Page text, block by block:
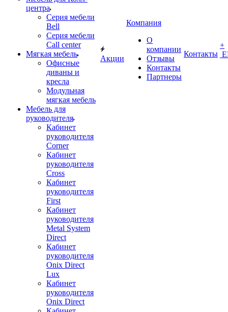
центра
Серия мебели
Bell
Серия мебели
Call center
Мягкая мебель
Офисные
диваны и
кресла
Модульная
мягкая мебель
Мебель для
руководителя
Кабинет
руководителя
Corner
Кабинет
руководителя
Cross
Кабинет
руководителя
First
Кабинет
руководителя
Metal System
Direct
Кабинет
руководителя
Onix Direct
Lux
Кабинет
руководителя
Onix Direct
Акции
Компания
О
компании
Отзывы
Контакты
Партнеры
Контакты
+